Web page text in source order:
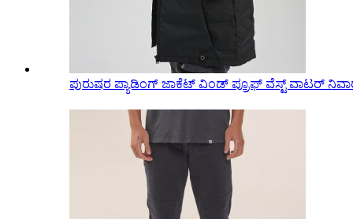
ಪುರುಷರ ಪ್ಯಾಡಿಂಗ್ ಜಾಕೆಟ್ ವಿಂಡ್ ಪ್ರೂಫ್ ವೆಸ್ಟ್ ವಾಟರ್